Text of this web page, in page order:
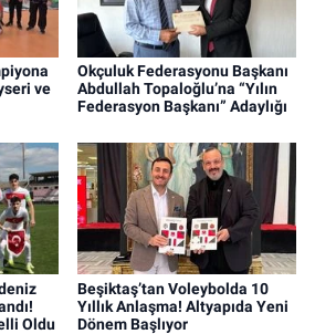
ve
Okçuluk Federasyonu Başkanı
Abdullah Topaloğlu’na “Yılın
Federasyon Başkanı” Adaylığı
Oldu
Beşiktaş’tan Voleybolda 10
Yıllık Anlaşma! Altyapıda Yeni
Dönem Başlıyor